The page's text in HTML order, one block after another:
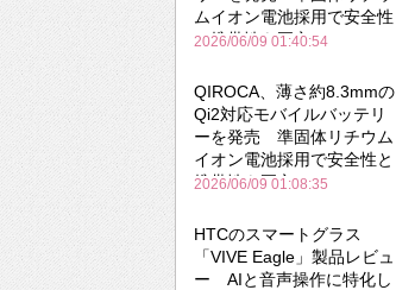
ムイオン電池採用で安全性
と携帯性を両立
2026/06/09 01:40:54
QIROCA、薄さ約8.3mmの
Qi2対応モバイルバッテリ
ーを発売 準固体リチウム
イオン電池採用で安全性と
携帯性を両立
2026/06/09 01:08:35
HTCのスマートグラス
「VIVE Eagle」製品レビュ
ー AIと音声操作に特化し